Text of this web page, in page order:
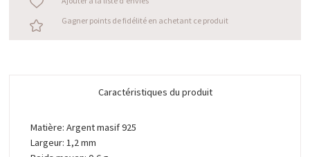
Gagner points de fidélité en achetant ce produit
Caractéristiques du produit
Matière: Argent masif 925
Largeur: 1,2 mm